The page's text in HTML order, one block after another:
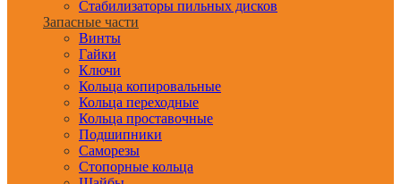
Стабилизаторы пильных дисков
Запасные части
Винты
Гайки
Ключи
Кольца копировальные
Кольца переходные
Кольца проставочные
Подшипники
Саморезы
Стопорные кольца